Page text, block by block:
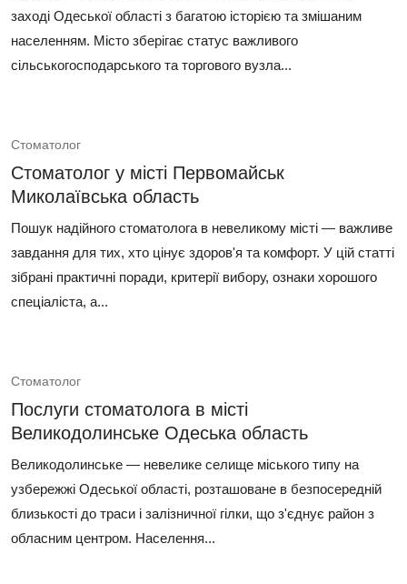
заході Одеської області з багатою історією та змішаним
населенням. Місто зберігає статус важливого
сільськогосподарського та торгового вузла...
Стоматолог
Стоматолог у місті Первомайськ
Миколаївська область
Пошук надійного стоматолога в невеликому місті — важливе
завдання для тих, хто цінує здоров'я та комфорт. У цій статті
зібрані практичні поради, критерії вибору, ознаки хорошого
спеціаліста, а...
Стоматолог
Послуги стоматолога в місті
Великодолинське Одеська область
Великодолинське — невелике селище міського типу на
узбережжі Одеської області, розташоване в безпосередній
близькості до траси і залізничної гілки, що з'єднує район з
обласним центром. Населення...